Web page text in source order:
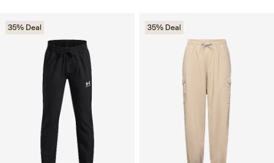
35% Deal 35% Deal